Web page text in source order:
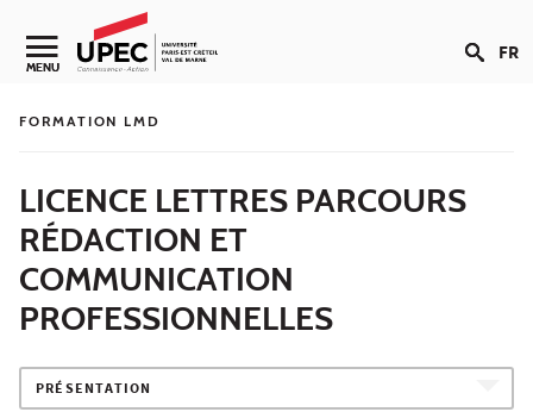
Aller au contenu
Navigation secondaire
MENU FR
FORMATION LMD
LICENCE LETTRES PARCOURS
RÉDACTION ET
COMMUNICATION
PROFESSIONNELLES
PRÉSENTATION